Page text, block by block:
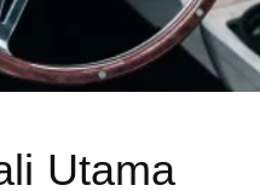
Utama